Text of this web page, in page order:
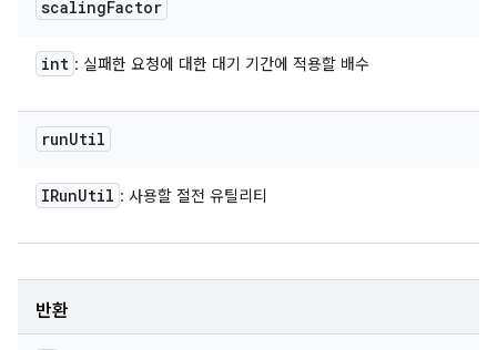
scalingFactor
int : 실패한 요청에 대한 대기 기간에 적용할 배수
runUtil
IRunUtil : 사용할 절전 유틸리티
반환